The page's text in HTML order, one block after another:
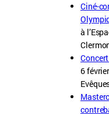
Ciné-
à
6